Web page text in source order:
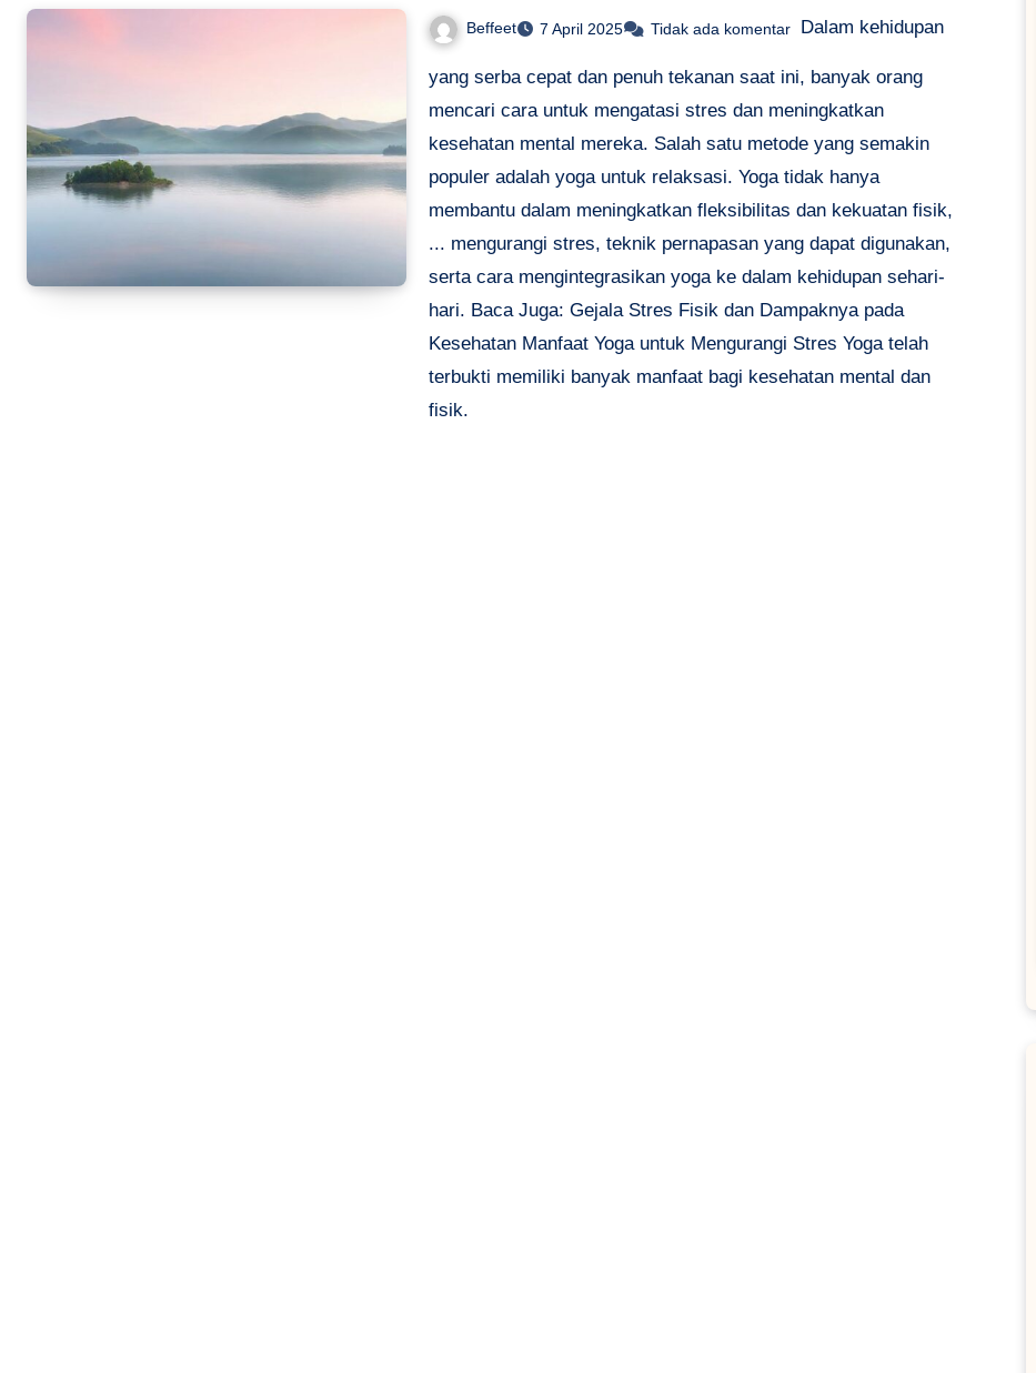
Beffeet 7 April 2025 Tidak ada komentar Dalam kehidupan
yang serba cepat dan penuh tekanan saat ini, banyak orang
mencari cara untuk mengatasi stres dan meningkatkan
kesehatan mental mereka. Salah satu metode yang semakin
populer adalah yoga untuk relaksasi. Yoga tidak hanya
membantu dalam meningkatkan fleksibilitas dan kekuatan fisik,
... mengurangi stres, teknik pernapasan yang dapat digunakan,
serta cara mengintegrasikan yoga ke dalam kehidupan sehari-
hari. Baca Juga: Gejala Stres Fisik dan Dampaknya pada
Kesehatan Manfaat Yoga untuk Mengurangi Stres Yoga telah
terbukti memiliki banyak manfaat bagi kesehatan mental dan
fisik.